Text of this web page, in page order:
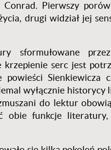
Pierwszy
drugi widział jej
sformułowane
serc jest
Sienkiewicza
wyłącznie
do lektur
obie funkcje literatury,